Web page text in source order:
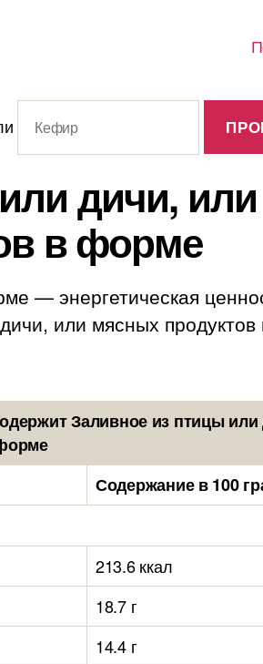
дичи,
в форме
— энергетическая
или мясных
Заливное из птицы
Содержание в 100
213.6 ккал
18.7 г
14.4 г